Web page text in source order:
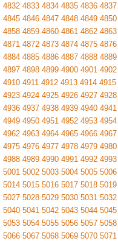
4832 4833 4834 4835 4836 4837
4845 4846 4847 4848 4849 4850
4858 4859 4860 4861 4862 4863
4871 4872 4873 4874 4875 4876
4884 4885 4886 4887 4888 4889
4897 4898 4899 4900 4901 4902
4910 4911 4912 4913 4914 4915
4923 4924 4925 4926 4927 4928
4936 4937 4938 4939 4940 4941
4949 4950 4951 4952 4953 4954
4962 4963 4964 4965 4966 4967
4975 4976 4977 4978 4979 4980
4988 4989 4990 4991 4992 4993
5001 5002 5003 5004 5005 5006
5014 5015 5016 5017 5018 5019
5027 5028 5029 5030 5031 5032
5040 5041 5042 5043 5044 5045
5053 5054 5055 5056 5057 5058
5066 5067 5068 5069 5070 5071